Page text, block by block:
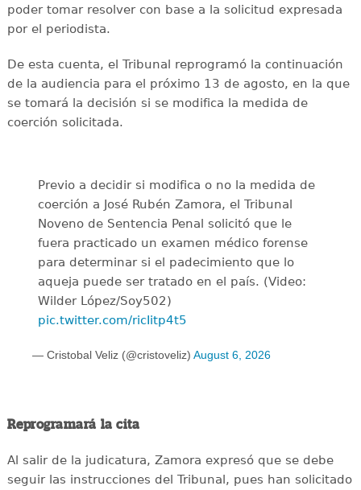
poder tomar resolver con base a la solicitud expresada
por el periodista.
De esta cuenta, el Tribunal reprogramó la continuación
de la audiencia para el próximo 13 de agosto, en la que
se tomará la decisión si se modifica la medida de
coerción solicitada.
Previo a decidir si modifica o no la medida de
coerción a José Rubén Zamora, el Tribunal
Noveno de Sentencia Penal solicitó que le
fuera practicado un examen médico forense
para determinar si el padecimiento que lo
aqueja puede ser tratado en el país. (Video:
Wilder López/Soy502)
pic.twitter.com/ricIitp4t5
— Cristobal Veliz (@cristoveliz) August 6, 2026
Reprogramará la cita
Al salir de la judicatura, Zamora expresó que se debe
seguir las instrucciones del Tribunal, pues han solicitado